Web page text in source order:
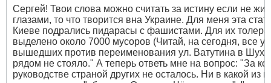
Сергей! Твои слова можно считать за истину если не
глазами, то что творится вна Украине. Для меня эта
Киеве подрались пидарасы с фашистами. Для их
выделено около 7000 мусоров (Читай, на сегодня, все
вышедших против переименования ул. Ватутина в
рядом не стояло." А теперь ответь мне на вопрос: "За
руководстве страной других не осталось. Ни в какой из